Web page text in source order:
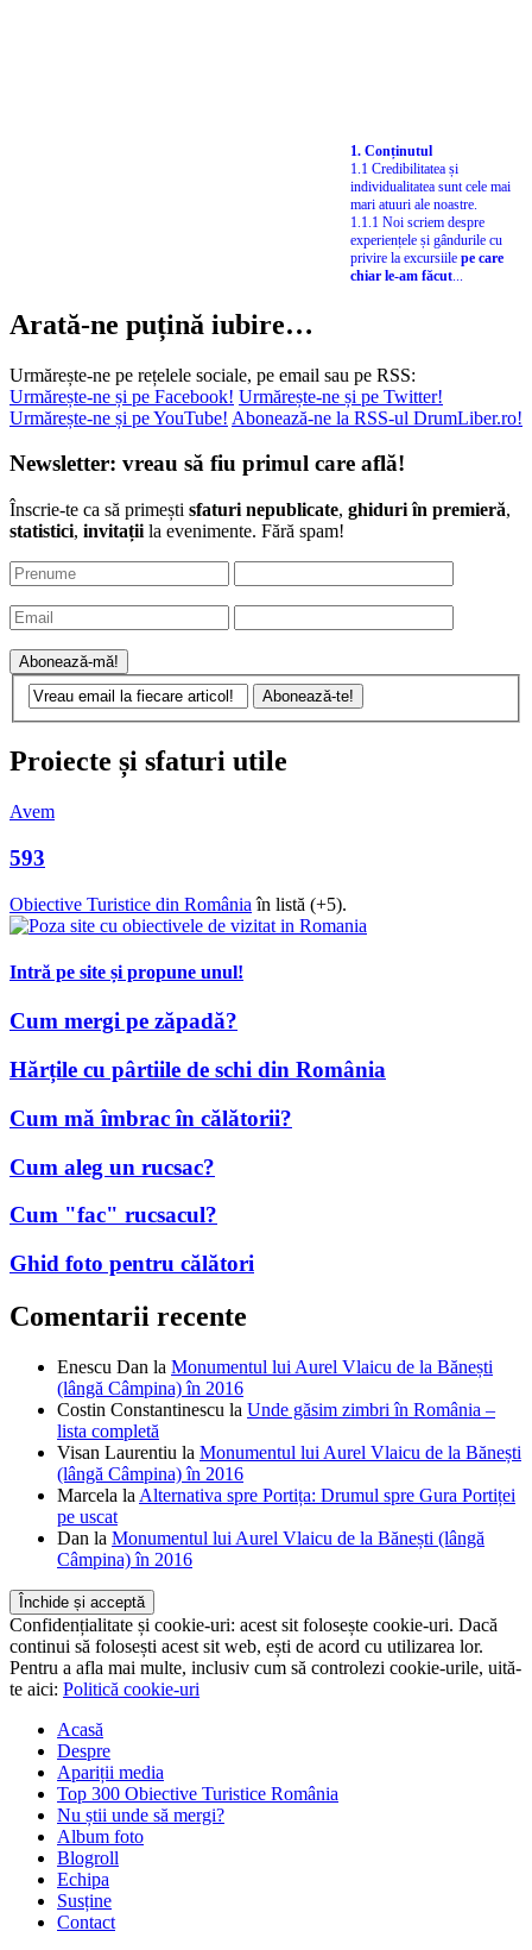
1. Conținutul
1.1 Credibilitatea și
individualitatea sunt cele mai
mari atuuri ale noastre.
1.1.1 Noi scriem despre
experiențele și gândurile cu
privire la excursiile pe care
chiar le-am făcut...
Arată-ne puțină iubire…
Urmărește-ne pe rețelele sociale, pe email sau pe RSS:
Urmărește-ne și pe Facebook! Urmărește-ne și pe Twitter!
Urmărește-ne și pe YouTube! Abonează-ne la RSS-ul DrumLiber.ro!
Newsletter: vreau să fiu primul care află!
Înscrie-te ca să primești sfaturi nepublicate, ghiduri în premieră,
statistici, invitațiila evenimente. Fără spam!
Proiecte și sfaturi utile
Avem
593
Obiective Turistice din Româniaîn listă (+5).
Intră pe site și propune unul!
Cum mergi pe zăpadă?
Hărțile cu pârtiile de schi din România
Cum mă îmbrac în călătorii?
Cum aleg un rucsac?
Cum "fac" rucsacul?
Ghid foto pentru călători
Comentarii recente
Enescu Dan la Monumentul lui Aurel Vlaicu de la Bănești
(lângă Câmpina) în 2016
Costin Constantinescu la Unde găsim zimbri în România –
lista completă
Visan Laurentiu la Monumentul lui Aurel Vlaicu de la Bănești
(lângă Câmpina) în 2016
Marcela laAlternativa spre Portița: Drumul spre Gura Portiței
pe uscat
Dan la Monumentul lui Aurel Vlaicu de la Bănești (lângă
Câmpina) în 2016
Confidențialitate și cookie-uri: acest sit folosește cookie-uri. Dacă
continui să folosești acest sit web, ești de acord cu utilizarea lor.
Pentru a afla mai multe, inclusiv cum să controlezi cookie-urile, uită-
te aici: Politică cookie-uri
Acasă
Despre
Apariții media
Top 300 Obiective Turistice România
Nu știi unde să mergi?
Album foto
Blogroll
Echipa
Susține
Contact